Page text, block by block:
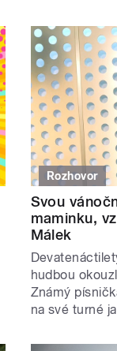
Rozhovor
Svou
maminku,
Málek
hudbou
Známý
na své turné